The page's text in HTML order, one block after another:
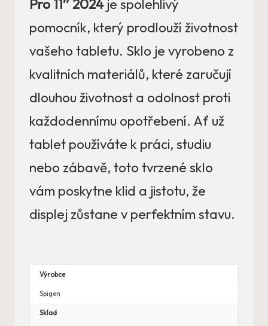
Pro 11″ 2024je spolehlivý
pomocník, který prodlouží životnost
vašeho tabletu. Sklo je vyrobeno z
kvalitních materiálů, které zaručují
dlouhou životnost a odolnost proti
každodennímu opotřebení. Ať už
tablet používáte k práci, studiu
nebo zábavě, toto tvrzené sklo
vám poskytne klid a jistotu, že
displej zůstane v perfektním stavu.
Výrobce
Spigen
Sklad